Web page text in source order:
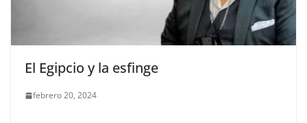
El Egipcio y la esfinge
febrero 20, 2024